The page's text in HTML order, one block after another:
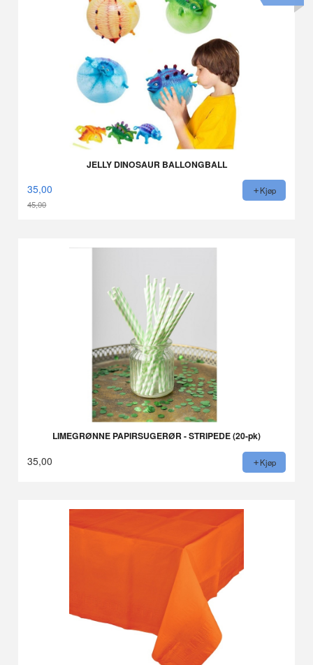
JELLY DINOSAUR BALLONGBALL
35,00
45,00
Kjøp
LIMEGRØNNE PAPIRSUGERØR - STRIPEDE (20-pk)
35,00 Kjøp